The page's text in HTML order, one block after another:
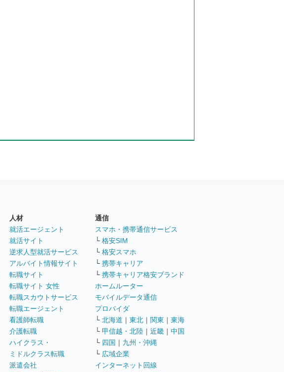
人材
就活エージェント
就活サイト
逆求人型就活サービス
アルバイト情報サイト
転職サイト
転職サイト 女性
転職スカウトサービス
転職エージェント
看護師転職
介護転職
ハイクラス・
ミドルクラス転職
派遣会社
通信
スマホ・携帯通信サービス
└ 格安SIM
└ 格安スマホ
└ 携帯キャリア
└ 携帯キャリア格安ブランド
ホームルーター
モバイルデータ通信
プロバイダ
└ 北海道 ｜ 東北 ｜ 関東 ｜ 東海
└ 甲信越・北陸 ｜ 近畿 ｜ 中国
└ 四国 ｜ 九州・沖縄
└ 広域企業
インターネット回線